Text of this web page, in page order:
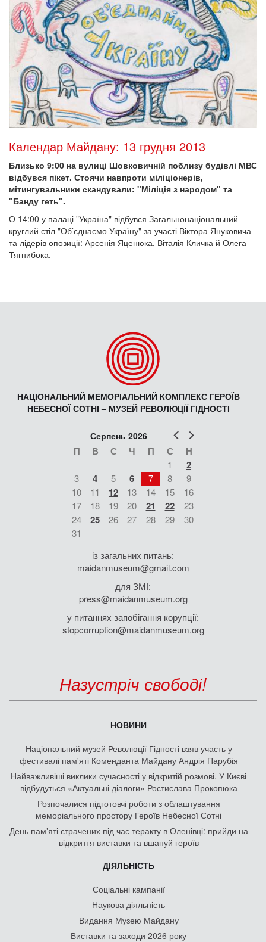
Календар Майдану: 13 грудня 2013
Близько 9:00 на вулиці Шовковичній поблизу будівлі МВС
відбувся пікет. Стоячи навпроти міліціонерів,
мітингувальники скандували: "Міліція з народом" та
"Банду геть".
О 14:00 у палаці "Україна" відбувся Загальнонаціональний
круглий стіл "Об’єднаємо Україну" за участі Віктора Януковича
та лідерів опозиції: Арсенія Яценюка, Віталія Кличка й Олега
Тягнибока.
НАЦІОНАЛЬНИЙ МЕМОРІАЛЬНИЙ КОМПЛЕКС ГЕРОЇВ
НЕБЕСНОЇ СОТНІ – МУЗЕЙ РЕВОЛЮЦІЇ ГІДНОСТІ
Попер
Серпень 2026
П В С Ч П С Н
1 2
3 4 5 6 7 8
9
10
11 12 13 14 15
16
17
18 19 20 21 22
23
24
25 26 27 28 29
30
31
із загальних питань:
maidanmuseum@gmail.com
для ЗМІ:
press@maidanmuseum.org
у питаннях запобігання корупції:
stopcorruption@maidanmuseum.org
Назустріч свободі!
НОВИНИ
Національний музей Революції Гідності взяв участь у
фестивалі пам'яті Коменданта Майдану Андрія Парубія
Найважливіші виклики сучасності у відкритій розмові. У Києві
відбудуться «Актуальні діалоги» Ростислава Прокопюка
Розпочалися підготовчі роботи з облаштування
меморіального простору Героїв Небесної Сотні
День памʼяті страчених під час теракту в Оленівці: прийди на
відкриття виставки та вшануй героїв
ДІЯЛЬНІСТЬ
Соціальні кампанії
Наукова діяльність
Видання Музею Майдану
Виставки та заходи 2026 року